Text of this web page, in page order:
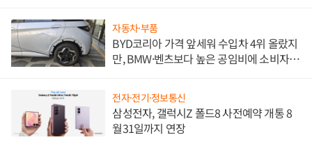
자동차·부품
BYD코리아 가격 앞세워 수입차 4위 올랐지
만, BMW·벤츠보다 높은 공임비에 소비자
전자·전기·정보통신
삼성전자, 갤럭시Z 폴드8 사전예약 개통 8
월31일까지 연장